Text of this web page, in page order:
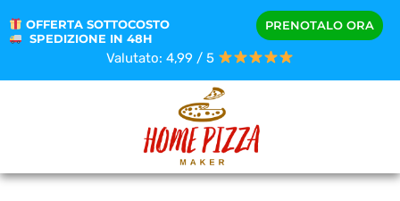
OFFERTA SOTTOCOSTO
SPEDIZIONE IN 48H
PRENOTALO ORA
Valutato: 4,99 / 5